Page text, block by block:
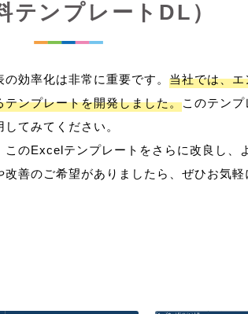
テンプレートDL）
効率化は非常に重要です。 当社では、
ンプレートを開発しました。このテン
てみてください。
のExcelテンプレートをさらに改良し、
善のご希望がありましたら、ぜひお気